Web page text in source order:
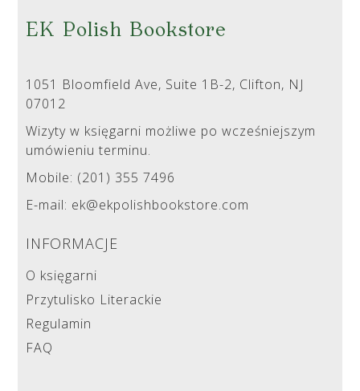
EK Polish Bookstore
1051 Bloomfield Ave, Suite 1B-2, Clifton, NJ
07012
Wizyty w księgarni możliwe po wcześniejszym
umówieniu terminu.
Mobile: (201) 355 7496
E-mail: ek@ekpolishbookstore.com
INFORMACJE
O księgarni
Przytulisko Literackie
Regulamin
FAQ